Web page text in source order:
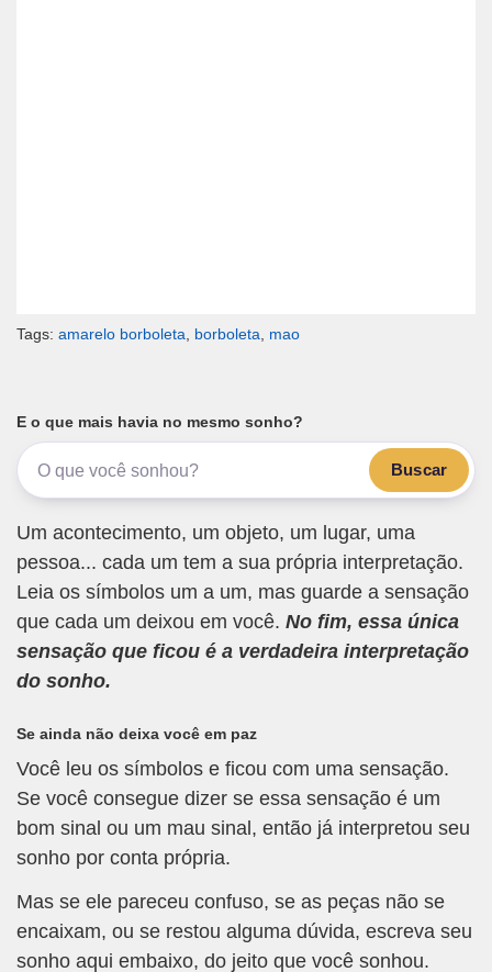
Tags: amarelo borboleta borboleta mao
E o que mais havia no mesmo sonho?
Buscar
Um acontecimento, um objeto, um lugar, uma
pessoa... cada um tem a sua própria interpretação.
Leia os símbolos um a um, mas guarde a sensação
que cada um deixou em você. No fim, essa única
sensação que ficou é a verdadeira interpretação
do sonho.
Se ainda não deixa você em paz
Você leu os símbolos e ficou com uma sensação.
Se você consegue dizer se essa sensação é um
bom sinal ou um mau sinal, então já interpretou seu
sonho por conta própria.
Mas se ele pareceu confuso, se as peças não se
encaixam, ou se restou alguma dúvida, escreva seu
sonho aqui embaixo, do jeito que você sonhou.